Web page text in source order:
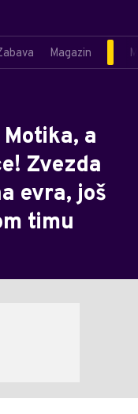
Magazin
a
Zvezda
evra, još
timu